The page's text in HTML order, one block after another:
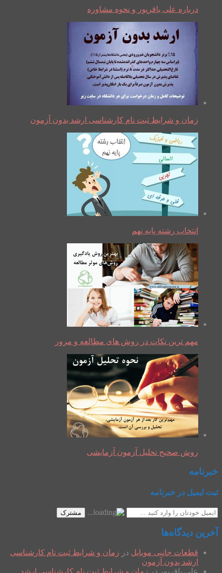
درباره علی باقرپور و نحوه مشاوره
زمان و شرایط ثبت نام کارشناسی ارشد بدون آزمون
انتخاب رشته پایه نهم
مهم ترین نکات در روش های مطالعه و مرور
روش صحیح تحلیل آزمون آزمایشی
خبرنامه
ثبت ایمیل در خبرنامه
مشترک
آخرین دیدگاه‌ها
قطعات جانبی موبایل در زمان و شرایط ثبت نام کارشناسی
ارشد بدون آزمون
علی باقرپور در زمان و شرایط ثبت نام کارشناسی ارشد